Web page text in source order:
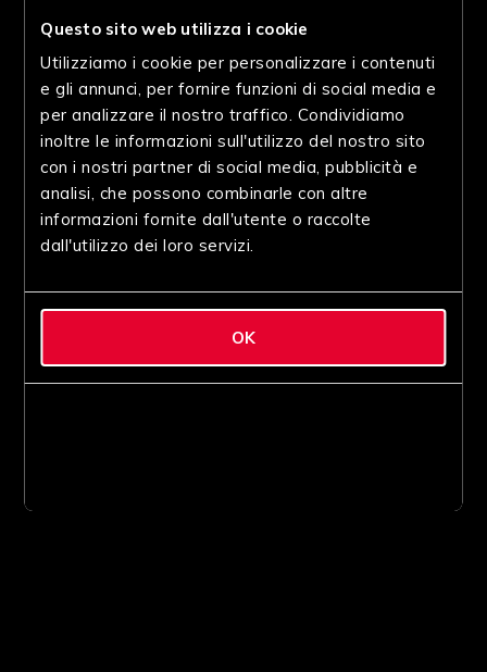
Questo sito web utilizza i cookie
Utilizziamo i cookie per personalizzare i contenuti
e gli annunci, per fornire funzioni di social media e
per analizzare il nostro traffico. Condividiamo
inoltre le informazioni sull'utilizzo del nostro sito
con i nostri partner di social media, pubblicità e
analisi, che possono combinarle con altre
informazioni fornite dall'utente o raccolte
dall'utilizzo dei loro servizi.
OK